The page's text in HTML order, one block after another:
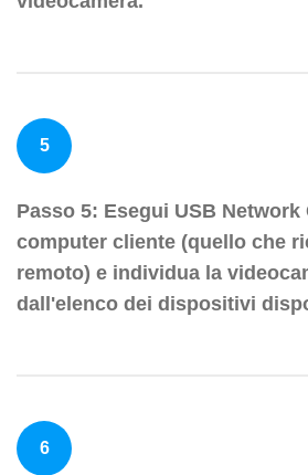
5
Passo 5: Esegui USB Network
computer cliente (quello che
remoto) e individua la
dall'elenco dei dispositivi
6